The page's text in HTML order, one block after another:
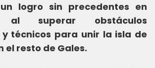
logro sin precedentes en
al superar obstáculos
técnicos para unir la isla de
el resto de Gales.